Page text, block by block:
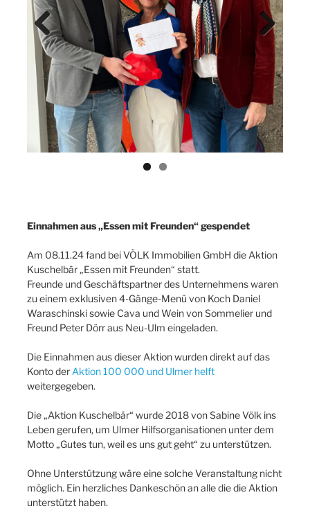
Previ
ous
Next
Einnahmen aus „Essen mit Freunden“ gespendet
Am 08.11.24 fand bei VÖLK Immobilien GmbH die Aktion
Kuschelbär „Essen mit Freunden“ statt.
Freunde und Geschäftspartner des Unternehmens waren
zu einem exklusiven 4-Gänge-Menü von Koch Daniel
Waraschinski sowie Cava und Wein von Sommelier und
Freund Peter Dörr aus Neu-Ulm eingeladen.
Die Einnahmen aus dieser Aktion wurden direkt auf das
Konto der Aktion 100 000 und Ulmer helft
weitergegeben.
Die „Aktion Kuschelbär“ wurde 2018 von Sabine Völk ins
Leben gerufen, um Ulmer Hilfsorganisationen unter dem
Motto „Gutes tun, weil es uns gut geht“ zu unterstützen.
Ohne Unterstützung wäre eine solche Veranstaltung nicht
möglich. Ein herzliches Dankeschön an alle die die Aktion
unterstützt haben.